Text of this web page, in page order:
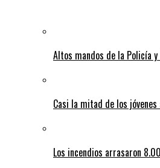
Altos mandos de la Policía
Casi la mitad de los
Los incendios arrasaron